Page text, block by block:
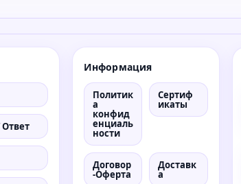
Ответ
Информация
Политик
а
конфид
енциаль
ности
Сертиф
икаты
Договор
-Оферта
Доставк
а